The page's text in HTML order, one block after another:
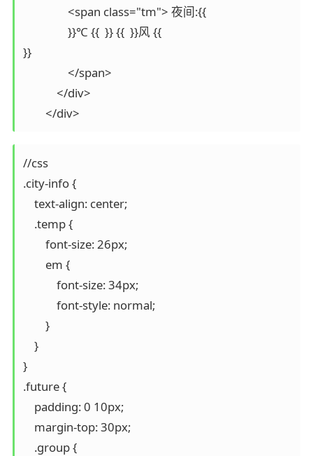
                <span class="tm"> 夜间:{{
                }}℃ {{  }} {{  }}风 {{
}}
                </span>
            </div>
        </div>
//css
.city-info {
    text-align: center;
    .temp {
        font-size: 26px;
        em {
            font-size: 34px;
            font-style: normal;
        }
    }
}
.future {
    padding: 0 10px;
    margin-top: 30px;
    .group {